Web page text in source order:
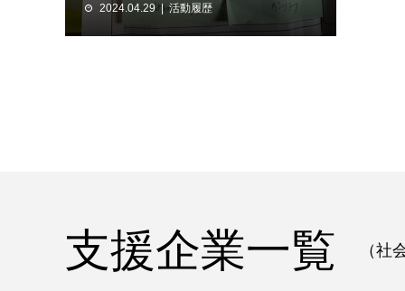
2024.04.29 活動履歴
支援企業一覧 （社